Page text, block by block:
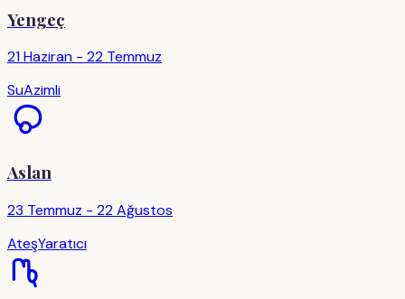
Yengeç
21 Haziran - 22 Temmuz
SuAzimli
Aslan
23 Temmuz - 22 Ağustos
AteşYaratıcı